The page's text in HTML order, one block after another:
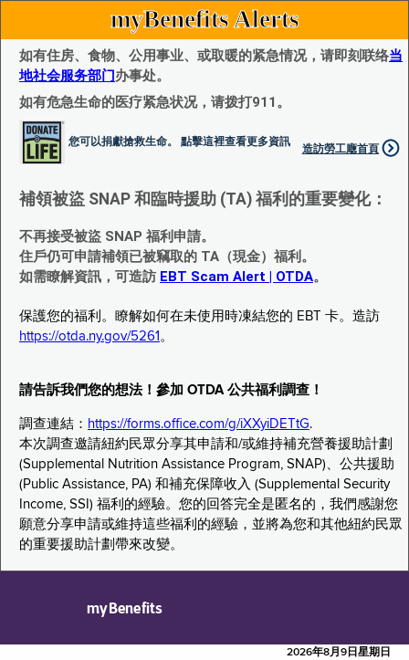
myBenefits Alerts
如有住房、食物、公用事业、或取暖的紧急情况，请即刻联络当
地社会服务部门办事处。
如有危急生命的医疗紧急状况，请拨打911。
您可以捐獻搶救生命。 點擊這裡查看更多資訊
造訪勞工廰首頁
補領被盜 SNAP 和臨時援助 (TA) 福利的重要變化：
不再接受被盜 SNAP 福利申請。
住戶仍可申請補領已被竊取的 TA（現金）福利。
如需瞭解資訊，可造訪 EBT Scam Alert | OTDA。
保護您的福利。瞭解如何在未使用時凍結您的 EBT 卡。造訪
https://otda.ny.gov/5261 。
請告訴我們您的想法！參加 OTDA 公共福利調查！
調查連結： https://forms.office.com/g/iXXyiDETtG.
本次調查邀請紐約民眾分享其申請和/或維持補充營養援助計劃
(Supplemental Nutrition Assistance Program, SNAP)、公共援助
(Public Assistance, PA) 和補充保障收入 (Supplemental Security
Income, SSI) 福利的經驗。您的回答完全是匿名的，我們感謝您
願意分享申請或維持這些福利的經驗，並將為您和其他紐約民眾
的重要援助計劃帶來改變。
myBenefits
2026年8月9日星期日